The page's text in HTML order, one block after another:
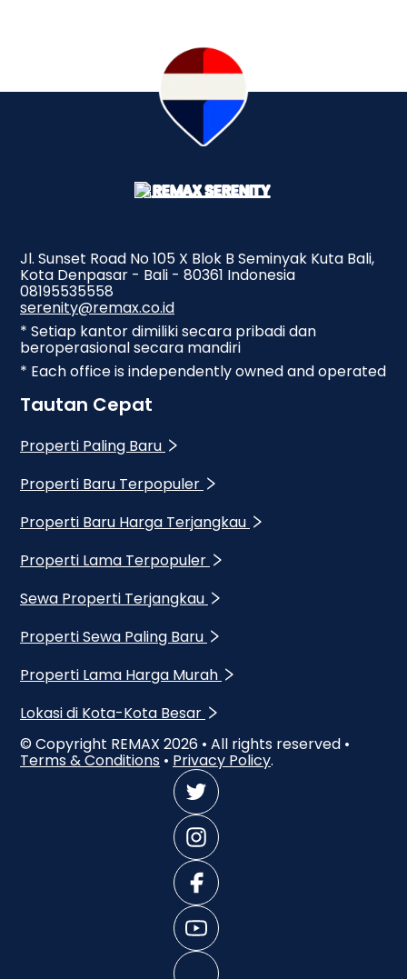
Jl. Sunset Road No 105 X Blok B Seminyak Kuta Bali,
Kota Denpasar - Bali - 80361 Indonesia
08195535558
serenity@remax.co.id
* Setiap kantor dimiliki secara pribadi dan
beroperasional secara mandiri
* Each office is independently owned and operated
Tautan Cepat
Properti Paling Baru
Properti Baru Terpopuler
Properti Baru Harga Terjangkau
Properti Lama Terpopuler
Sewa Properti Terjangkau
Properti Sewa Paling Baru
Properti Lama Harga Murah
Lokasi di Kota-Kota Besar
© Copyright REMAX 2026 • All rights reserved •
Terms & Conditions • Privacy Policy.